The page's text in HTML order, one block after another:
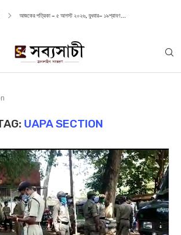
আজকের পত্রিকা – ৫ আগস্ট ২০২৬, বুধবার– ১৯শ্রাবণ...
UAPA SECTION